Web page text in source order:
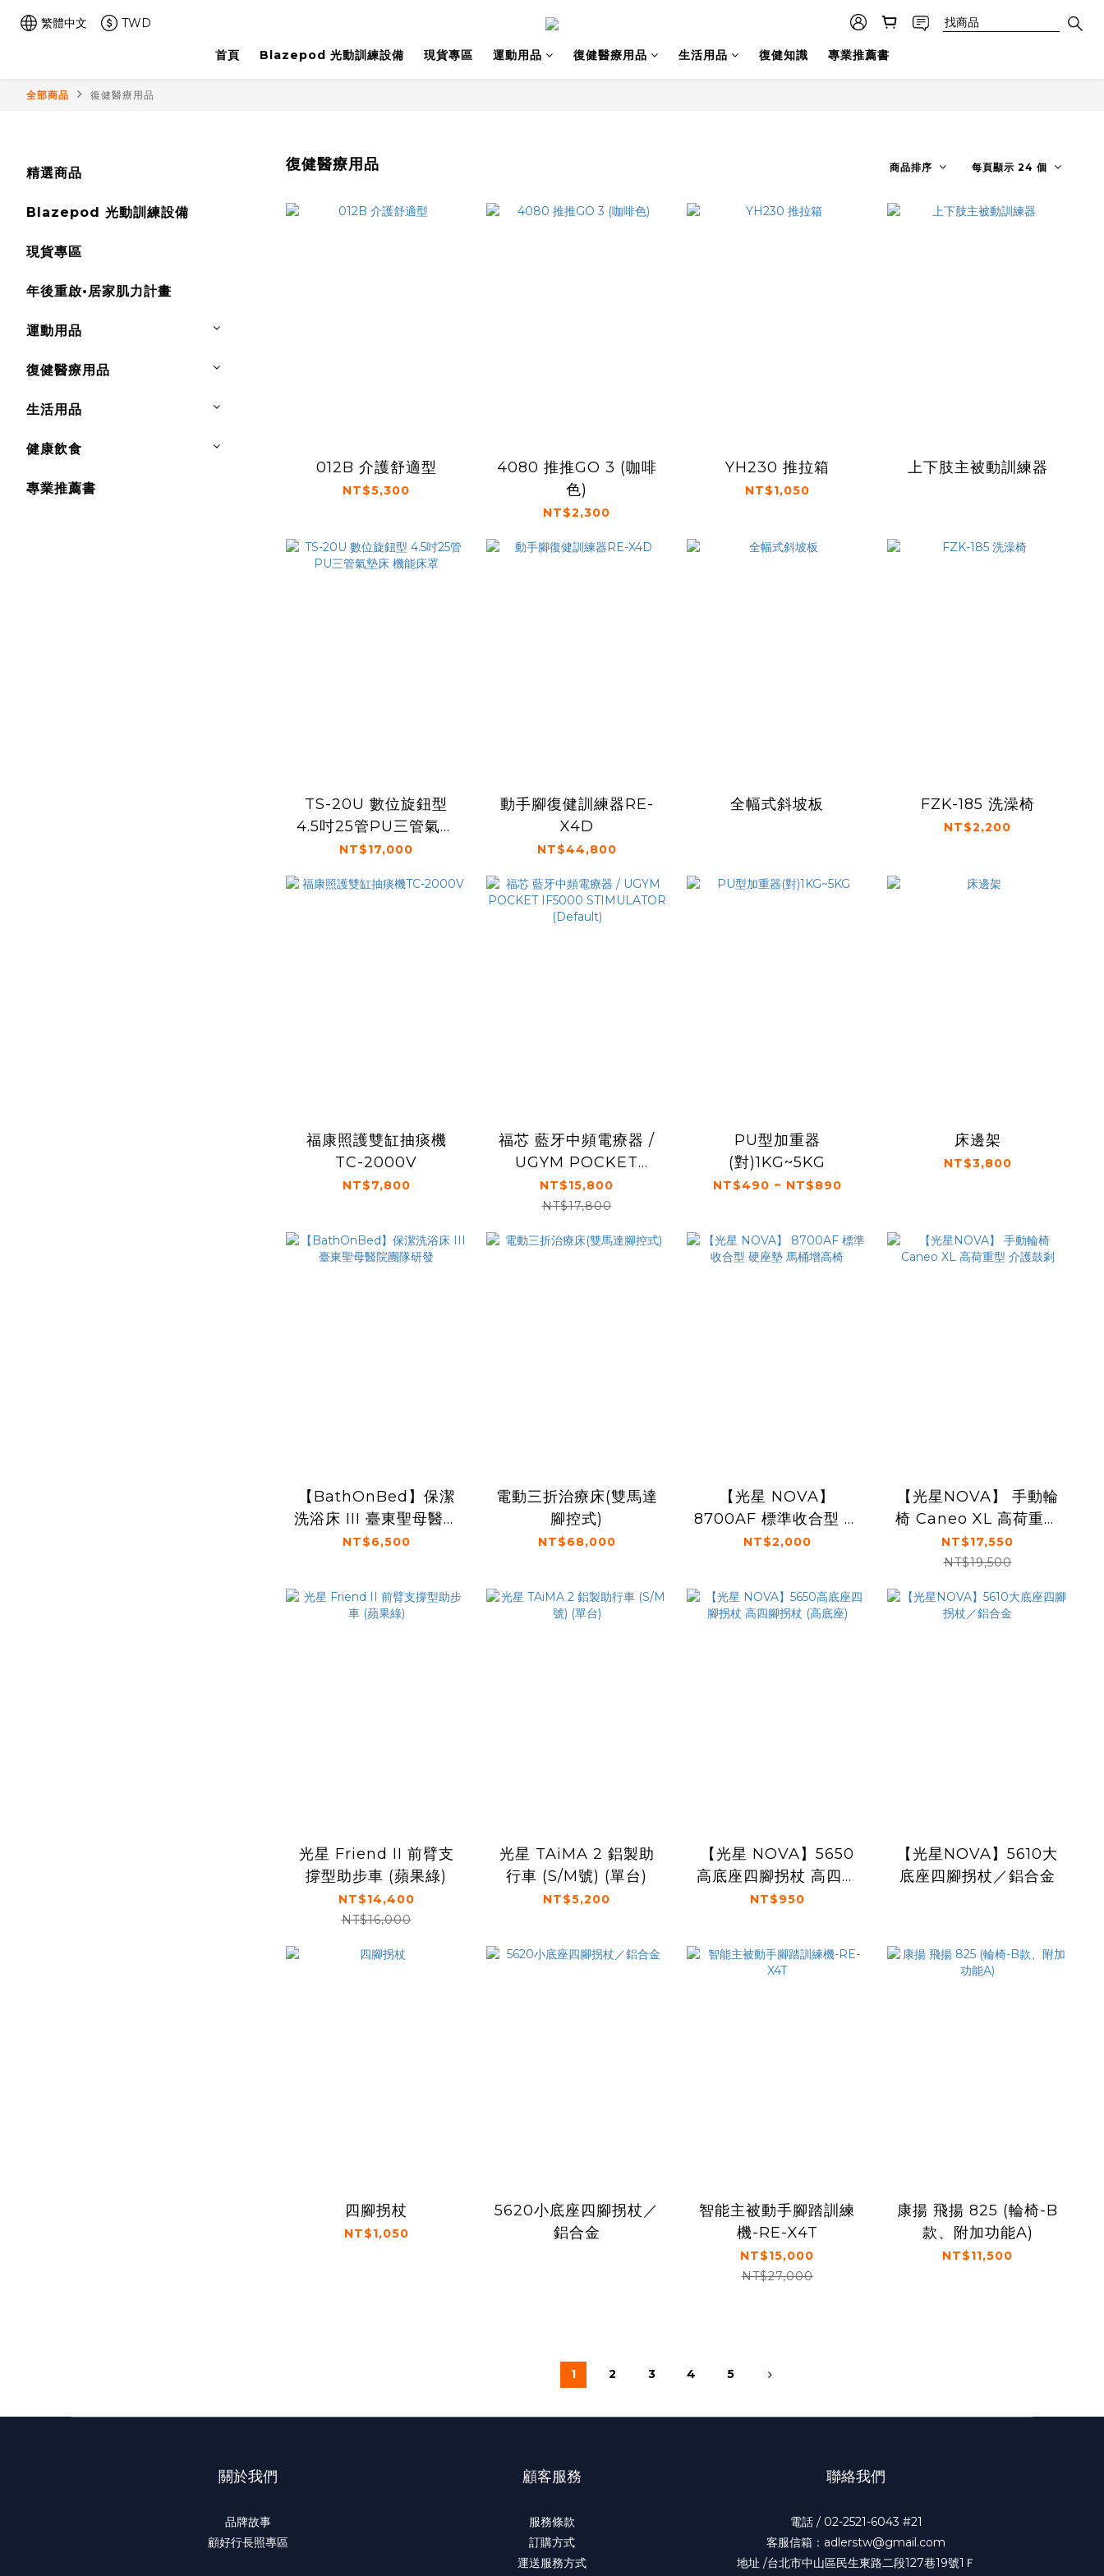
繁體中文 TWD
首頁 Blazepod 光動訓練設備 現貨專區 運動用品 復健醫療用品 生活用品 復健知識 專業推薦書
全部商品 復健醫療用品
精選商品
Blazepod 光動訓練設備
現貨專區
年後重啟•居家肌力計畫
運動用品
復健醫療用品
生活用品
健康飲食
專業推薦書
復健醫療用品 商品排序 每頁顯示 24 個
012B 介護舒適型
NT$5,300
4080 推推GO 3 (咖啡
色)
NT$2,300
YH230 推拉箱
NT$1,050
上下肢主被動訓練器
TS-20U 數位旋鈕型
4.5吋25管PU三管氣墊
床 機能床罩
NT$17,000
動手腳復健訓練器RE-
X4D
NT$44,800
全幅式斜坡板 FZK-185 洗澡椅
NT$2,200
福康照護雙缸抽痰機
TC-2000V
NT$7,800
福芯 藍牙中頻電療器 /
UGYM POCKET
IF5000
STIMULATOR
NT$15,800
NT$17,800
PU型加重器
(對)1KG~5KG
NT$490 ~ NT$890
床邊架
NT$3,800
【BathOnBed】保潔
洗浴床 III 臺東聖母醫院
團隊研發
NT$6,500
電動三折治療床(雙馬達
腳控式)
NT$68,000
【光星 NOVA】
8700AF 標準收合型 硬
座墊 馬桶增高椅
NT$2,000
【光星NOVA】 手動輪
椅 Caneo XL 高荷重型
介護鼓剎
NT$17,550
NT$19,500
光星 Friend II 前臂支
撐型助步車 (蘋果綠)
NT$14,400
NT$16,000
光星 TAiMA 2 鋁製助
行車 (S/M號) (單台)
NT$5,200
【光星 NOVA】5650
高底座四腳拐杖 高四腳
拐杖 (高底座)
NT$950
【光星NOVA】5610大
底座四腳拐杖／鋁合金
四腳拐杖
NT$1,050
5620小底座四腳拐杖／
鋁合金
智能主被動手腳踏訓練
機-RE-X4T
NT$15,000
NT$27,000
康揚 飛揚 825 (輪椅-B
款、附加功能A)
NT$11,500
1 2 3 4 5
關於我們
品牌故事
顧好行長照專區
顧客服務
服務條款
訂購方式
運送服務方式
聯絡我們
電話 / 02-2521-6043 #21
客服信箱：adlerstw@gmail.com
地址 /台北市中山區民生東路二段127巷19號1Ｆ